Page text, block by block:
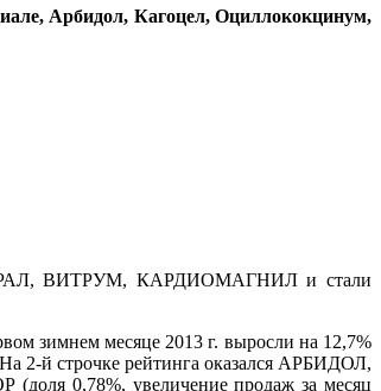
Арбидол, Кагоцел, Оциллококцинум,
ВИТРУМ, КАРДИОМАГНИЛ и стали
зимнем месяце 2013 г. выросли на 12,7%
2-й строчке рейтинга оказался АРБИДОЛ,
(доля 0,78%, увеличение продаж за месяц